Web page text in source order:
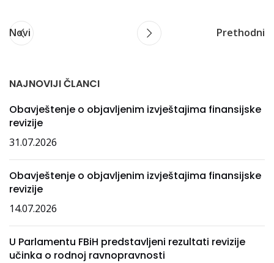
Novi Prethodni
NAJNOVIJI ČLANCI
Obavještenje o objavljenim izvještajima finansijske
revizije
31.07.2026
Obavještenje o objavljenim izvještajima finansijske
revizije
14.07.2026
U Parlamentu FBiH predstavljeni rezultati revizije
učinka o rodnoj ravnopravnosti